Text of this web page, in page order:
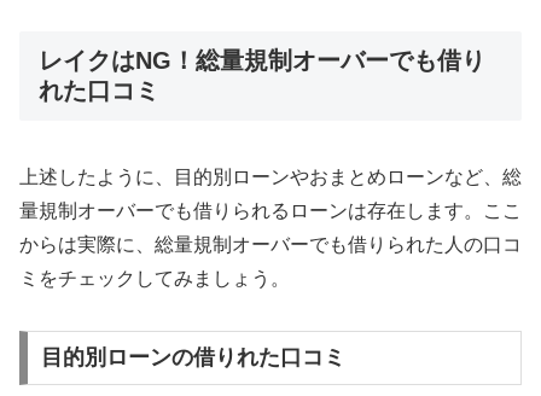
レイクはNG！総量規制オーバーでも借り
れた口コミ
上述したように、目的別ローンやおまとめローンなど、総
量規制オーバーでも借りられるローンは存在します。ここ
からは実際に、総量規制オーバーでも借りられた人の口コ
ミをチェックしてみましょう。
目的別ローンの借りれた口コミ